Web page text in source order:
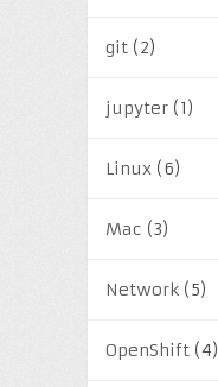
git(2)
jupyter(1)
Linux(6)
Mac (3)
Network(5)
OpenShift(4)